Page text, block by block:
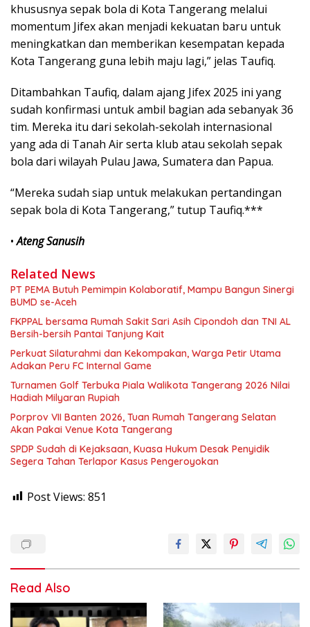
khususnya sepak bola di Kota Tangerang melalui
momentum Jifex akan menjadi kekuatan baru untuk
meningkatkan dan memberikan kesempatan kepada
Kota Tangerang guna lebih maju lagi,” jelas Taufiq.
Ditambahkan Taufiq, dalam ajang Jifex 2025 ini yang
sudah konfirmasi untuk ambil bagian ada sebanyak 36
tim. Mereka itu dari sekolah-sekolah internasional
yang ada di Tanah Air serta klub atau sekolah sepak
bola dari wilayah Pulau Jawa, Sumatera dan Papua.
“Mereka sudah siap untuk melakukan pertandingan
sepak bola di Kota Tangerang,” tutup Taufiq.***
•Ateng Sanusih
Related News
PT PEMA Butuh Pemimpin Kolaboratif, Mampu Bangun Sinergi
BUMD se-Aceh
FKPPAL bersama Rumah Sakit Sari Asih Cipondoh dan TNI AL
Bersih-bersih Pantai Tanjung Kait
Perkuat Silaturahmi dan Kekompakan, Warga Petir Utama
Adakan Peru FC Internal Game
Turnamen Golf Terbuka Piala Walikota Tangerang 2026 Nilai
Hadiah Milyaran Rupiah
Porprov VII Banten 2026, Tuan Rumah Tangerang Selatan
Akan Pakai Venue Kota Tangerang
SPDP Sudah di Kejaksaan, Kuasa Hukum Desak Penyidik
Segera Tahan Terlapor Kasus Pengeroyokan
Post Views: 851
Read Also